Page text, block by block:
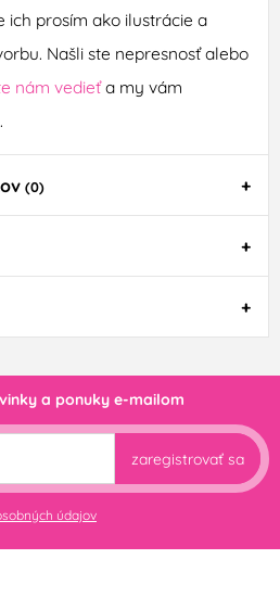
prosím ako ilustrácie a
Našli ste nepresnosť alebo
nám vedieťa my vám
.
(0)
a ponuky e-mailom
zaregistrovať sa
údajov